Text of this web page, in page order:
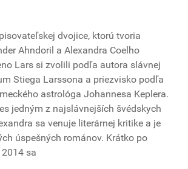
dvojice, ktorú tvoria
Ahndoril a Alexandra Coelho
Lars si zvolili podľa autora slávnej
Stiega Larssona a priezvisko podľa
astrológa Johannesa Keplera.
jedným z najslávnejších švédskych
sa venuje literárnej kritike a je
úspešných románov. Krátko po
sa